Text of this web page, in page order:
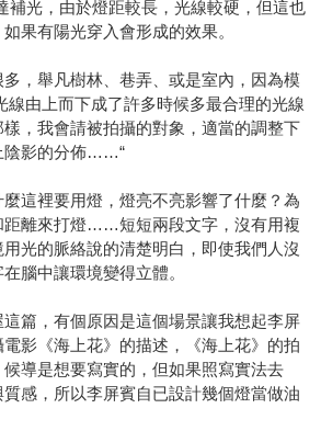
補光，由於燈距較長，光線較硬，但這也
果有陽光穿入會形成的效果。
，舉凡樹林、巷弄、或是室內，因為模
線由上而下成了許多時候多最合理的光線
，我會請被拍攝的對象，適當的調整下
陰影的分佈……“
這裡要用燈，燈亮不亮影響了什麼？為
距離來打燈……短短兩段文字，沒有用複
光的脈絡說的清楚明白，即使我們人沒
腦中讓環境變得立體。
篇，有個原因是這個場景讓我想起李屏
影《海上花》的描述，《海上花》的拍
導是想要寫實的，但如果照寫實法去
感，所以李屏賓自已設計幾個燈當做油